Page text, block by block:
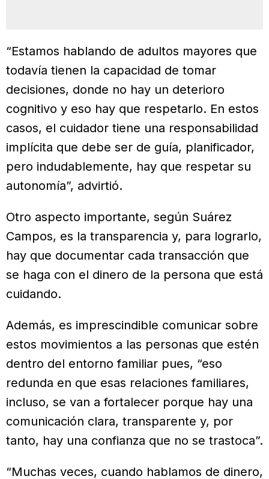
“Estamos hablando de adultos mayores que
todavía tienen la capacidad de tomar
decisiones, donde no hay un deterioro
cognitivo y eso hay que respetarlo. En estos
casos, el cuidador tiene una responsabilidad
implícita que debe ser de guía, planificador,
pero indudablemente, hay que respetar su
autonomía”, advirtió.
Otro aspecto importante, según Suárez
Campos, es la transparencia y, para lograrlo,
hay que documentar cada transacción que
se haga con el dinero de la persona que está
cuidando.
Además, es imprescindible comunicar sobre
estos movimientos a las personas que estén
dentro del entorno familiar pues, “eso
redunda en que esas relaciones familiares,
incluso, se van a fortalecer porque hay una
comunicación clara, transparente y, por
tanto, hay una confianza que no se trastoca”.
“Muchas veces, cuando hablamos de dinero,